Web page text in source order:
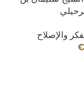
والإصلاح
€